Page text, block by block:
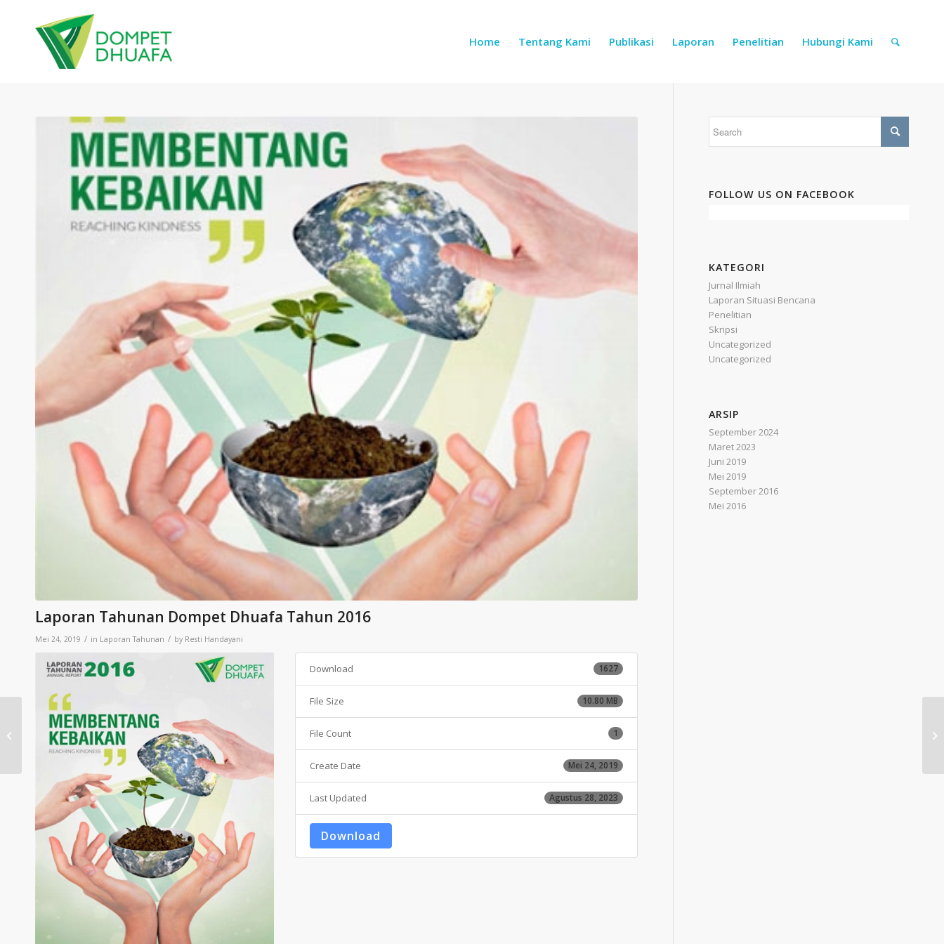
Home Tentang Kami Publikasi Laporan Penelitian Hubungi Kami
Laporan Tahunan Dompet Dhuafa Tahun 2016
Mei 24, 2019 / in Laporan Tahunan / by Resti Handayani
Download 1627
File Size 10.80 MB
File Count 1
Create Date Mei 24, 2019
Last Updated Agustus 28, 2023
Download
FOLLOW US ON FACEBOOK
KATEGORI
Jurnal Ilmiah
Laporan Situasi Bencana
Penelitian
Skripsi
Uncategorized
Uncategorized
ARSIP
September 2024
Maret 2023
Juni 2019
Mei 2019
September 2016
Mei 2016
Laporan Tahunan
Dompet Dhuafa Tahun